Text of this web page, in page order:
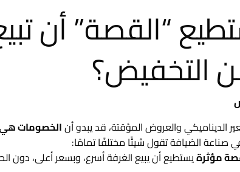
“القصة” أن
التخفيض؟
الديناميكي والعروض المؤقتة، قد يبدو أنالخصومات هي
صناعة الضيافة تقول شيئًا مختلفًا تمامًا:
مؤثرةيستطيع أن يبيع الغرفة أسرع، وبسعر أعلى، دون